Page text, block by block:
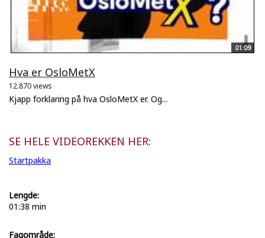
01:09
Hva er OsloMetX
12.870 views
Kjapp forklaring på hva OsloMetX er. Og...
SE HELE VIDEOREKKEN HER:
Startpakka
Lengde:
01:38 min
Fagområde: